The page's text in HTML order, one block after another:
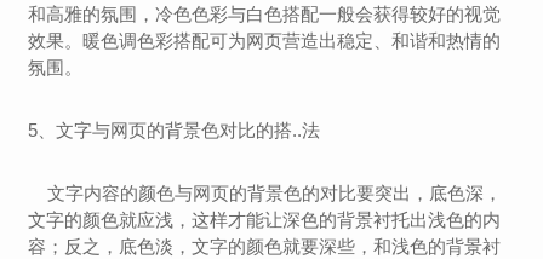
和高雅的氛围，冷色色彩与白色搭配一般会获得较好的视觉
效果。暖色调色彩搭配可为网页营造出稳定、和谐和热情的
氛围。
5、文字与网页的背景色对比的搭..法
文字内容的颜色与网页的背景色的对比要突出，底色深，
文字的颜色就应浅，这样才能让深色的背景衬托出浅色的内
容；反之，底色淡，文字的颜色就要深些，和浅色的背景衬